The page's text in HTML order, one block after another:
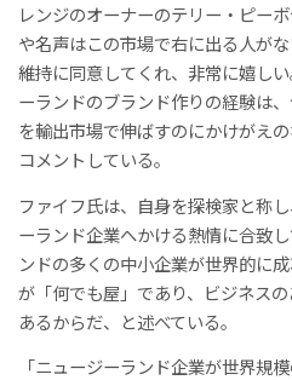
レンジのオーナーのテリー・ピー
や名声はこの市場で右に出る人が
維持に同意してくれ、非常に嬉し
ーランドのブランド作りの経験は
を輸出市場で伸ばすのにかけがえ
コメントしている。
ファイフ氏は、自身を探検家と称
ーランド企業へかける熱情に合致
ンドの多くの中小企業が世界的に
が「何でも屋」であり、ビジネス
あるからだ、と述べている。
「ニュージーランド企業が世界規